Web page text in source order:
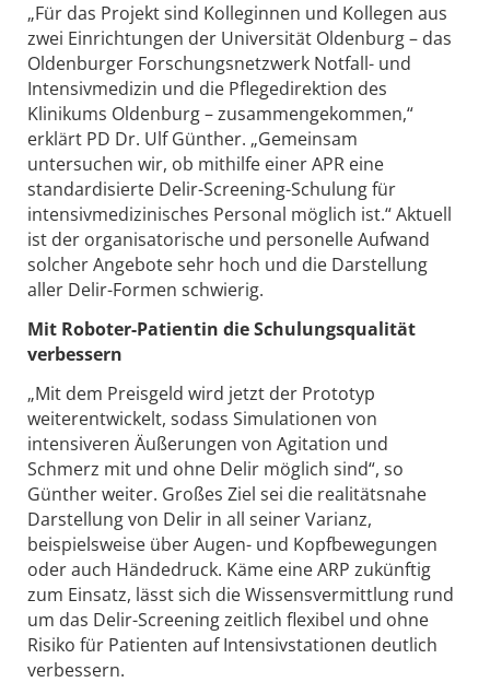
„Für das Projekt sind Kolleginnen und Kollegen aus
zwei Einrichtungen der Universität Oldenburg – das
Oldenburger Forschungsnetzwerk Notfall- und
Intensivmedizin und die Pflegedirektion des
Klinikums Oldenburg – zusammengekommen,“
erklärt PD Dr. Ulf Günther. „Gemeinsam
untersuchen wir, ob mithilfe einer APR eine
standardisierte Delir-Screening-Schulung für
intensivmedizinisches Personal möglich ist.“ Aktuell
ist der organisatorische und personelle Aufwand
solcher Angebote sehr hoch und die Darstellung
aller Delir-Formen schwierig.
Mit Roboter-Patientin die Schulungsqualität
verbessern
„Mit dem Preisgeld wird jetzt der Prototyp
weiterentwickelt, sodass Simulationen von
intensiveren Äußerungen von Agitation und
Schmerz mit und ohne Delir möglich sind“, so
Günther weiter. Großes Ziel sei die realitätsnahe
Darstellung von Delir in all seiner Varianz,
beispielsweise über Augen- und Kopfbewegungen
oder auch Händedruck. Käme eine ARP zukünftig
zum Einsatz, lässt sich die Wissensvermittlung rund
um das Delir-Screening zeitlich flexibel und ohne
Risiko für Patienten auf Intensivstationen deutlich
verbessern.